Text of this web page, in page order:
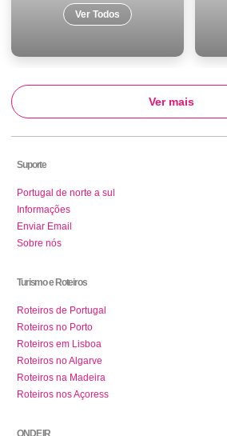
Ver Todos
Ver mais
Suporte
Portugal de norte a sul
Informações
Enviar Email
Sobre nós
Turismo e Roteiros
Roteiros de Portugal
Roteiros no Porto
Roteiros em Lisboa
Roteiros no Algarve
Roteiros na Madeira
Roteiros nos Açoress